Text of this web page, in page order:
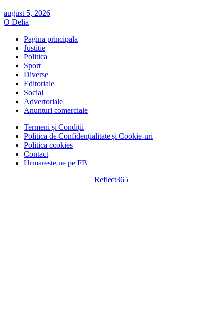
august 5, 2026
O Delia
Pagina principala
Justitie
Politica
Sport
Diverse
Editoriale
Social
Advertoriale
Anunturi comerciale
Termeni și Condiții
Politica de Confidențialitate și Cookie-uri
Politica cookies
Contact
Urmareste-ne pe FB
Reflect365